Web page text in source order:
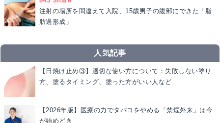
注射の場所を間違えて入院、15歳男子の腹部にできた「脂
肪過形成」
人気記事
【日焼け止め③】適切な使い方について：失敗しない塗り
方、塗るタイミング、塗った方がいい人など
【2026年版】医療の力でタバコをやめる「禁煙外来」は今
が始めどき